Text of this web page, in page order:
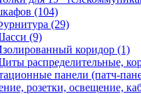
(104)
(29)
(9)
коридор (1)
распределительные,
панели (патч-
розетки, освещение,